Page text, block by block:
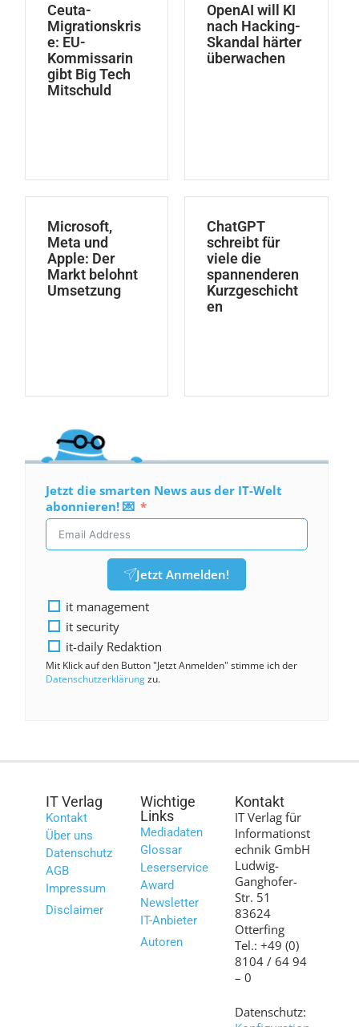
Ceuta-
Migrationskris
e: EU-
Kommissarin
gibt Big Tech
Mitschuld
OpenAI will KI
nach Hacking-
Skandal härter
überwachen
Microsoft,
Meta und
Apple: Der
Markt belohnt
Umsetzung
ChatGPT
schreibt für
viele die
spannenderen
Kurzgeschicht
en
Jetzt die smarten News aus der IT-Welt
abonnieren! 💌
Jetzt Anmelden!
it management
it security
it-daily Redaktion
Mit Klick auf den Button "Jetzt Anmelden" stimme ich der
Datenschutzerklärungzu.
IT Verlag
Kontakt
Über uns
Datenschutz
AGB
Impressum
Disclaimer
Wichtige
Links
Mediadaten
Glossar
Leserservice
Award
Newsletter
IT-Anbieter
Autoren
Kontakt
IT Verlag für
Informationst
echnik GmbH
Ludwig-
Ganghofer-
Str. 51
83624
Otterfing
Tel.: +49 (0)
8104 / 64 94
– 0
Datenschutz: